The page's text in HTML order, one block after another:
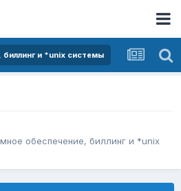
и *unix системы
обеспечение, биллинг и *unix